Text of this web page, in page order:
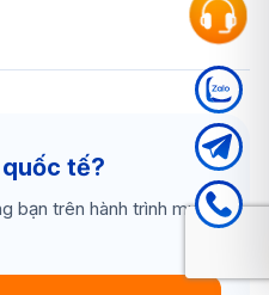
quốc tế?
bạn trên hành trình mua